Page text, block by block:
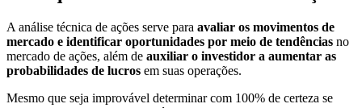
A análise técnica de ações serve para avaliar os movimentos de
mercado e identificar oportunidades por meio de tendências no
mercado de ações, além de auxiliar o investidor a aumentar as
probabilidades de lucros em suas operações.
Mesmo que seja improvável determinar com 100% de certeza se